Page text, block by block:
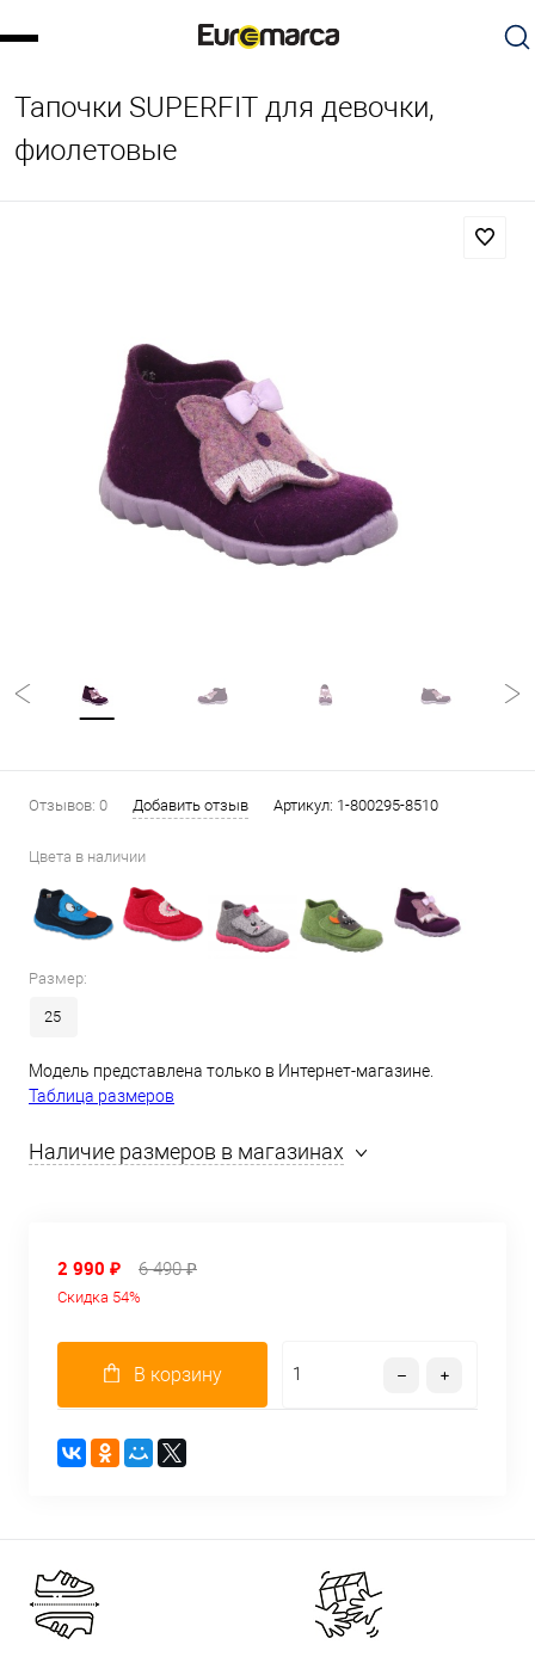
Тапочки SUPERFIT для девочки,
фиолетовые
Отзывов: 0 Добавить отзыв Артикул: 1-800295-8510
Цвета в наличии
Размер:
25
Модель представлена только в Интернет-магазине.
Таблица размеров
Наличие размеров в магазинах
2 990 ₽ 6 490 ₽
Скидка 54%
В корзину